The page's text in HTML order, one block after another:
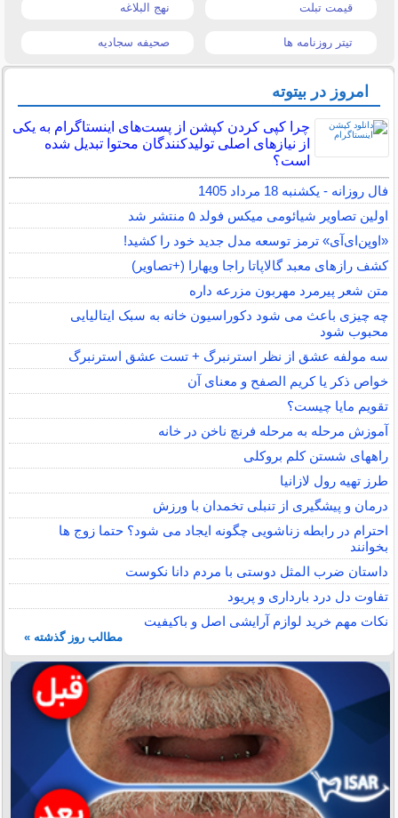
قیمت تبلت نهج البلاغه
تیتر روزنامه ها صحیفه سجادیه
امروز در بیتوته
چرا کپی کردن کپشن از پست‌های اینستاگرام به یکی
از نیازهای اصلی تولیدکنندگان محتوا تبدیل شده
است؟
فال روزانه - یکشنبه 18 مرداد 1405
اولین تصاویر شیائومی میکس فولد ۵ منتشر شد
«اوپن‌ای‌آی» ترمز توسعه مدل جدید خود را کشید!
کشف رازهای معبد گالاپاتا راجا ویهارا (+تصاویر)
متن شعر پیرمرد مهربون مزرعه داره
چه چیزی باعث می شود دکوراسیون خانه به سبک ایتالیایی
محبوب شود
سه مولفه عشق از نظر استرنبرگ + تست عشق استرنبرگ
خواص ذکر یا کریم الصفح و معنای آن
تقویم مایا چیست؟
آموزش مرحله به مرحله فرنچ ناخن در خانه
راههای شستن کلم بروکلی
طرز تهیه رول لازانیا
درمان و پیشگیری از تنبلی تخمدان با ورزش
احترام در رابطه زناشویی چگونه ایجاد می شود؟ حتما زوج ها
بخوانند
داستان ضرب المثل دوستی با مردم دانا نكوست
تفاوت دل درد بارداری و پریود
نکات مهم خرید لوازم آرایشی اصل و باکیفیت
مطالب روز گذشته »